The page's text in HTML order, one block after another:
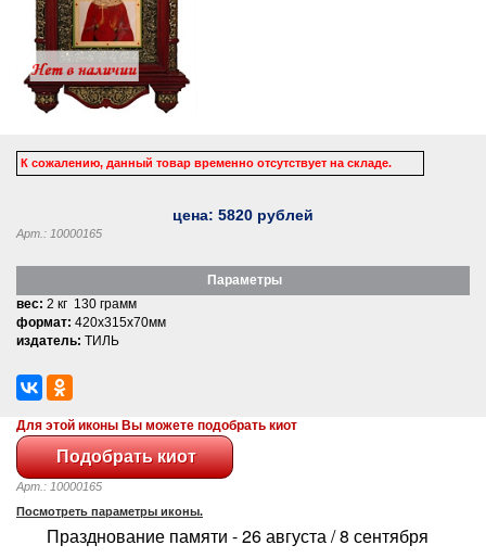
К сожалению, данный товар временно отсутствует на складе.
цена: 5820 рублей
Арт.: 10000165
Параметры
вес: 2 кг 130 грамм
формат: 420x315x70мм
издатель: ТИЛЬ
Для этой иконы Вы можете подобрать киот
Арт.: 10000165
Посмотреть параметры иконы.
Празднование памяти - 26 августа / 8 сентября